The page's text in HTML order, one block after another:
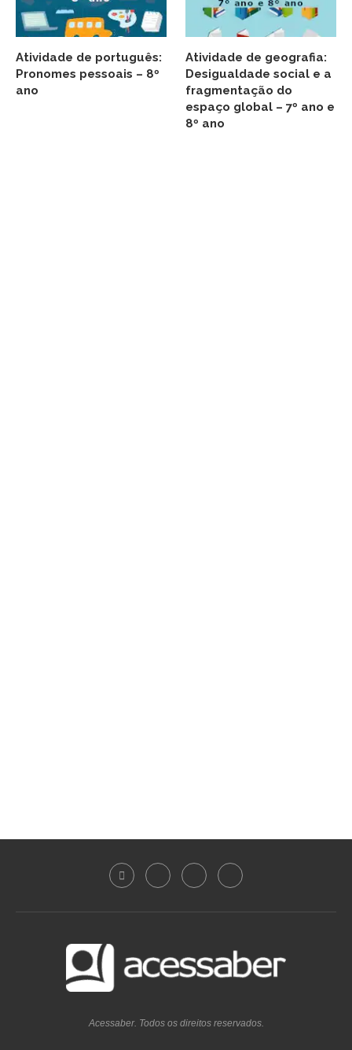
Atividade de português:
Pronomes pessoais – 8º
ano
Atividade de geografia:
Desigualdade social e a
fragmentação do
espaço global – 7º ano e
8º ano
Acessaber. Todos os direitos reservados.